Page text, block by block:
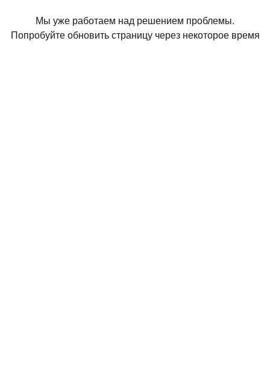
Мы уже работаем над решением проблемы.
Попробуйте обновить страницу через некоторое время